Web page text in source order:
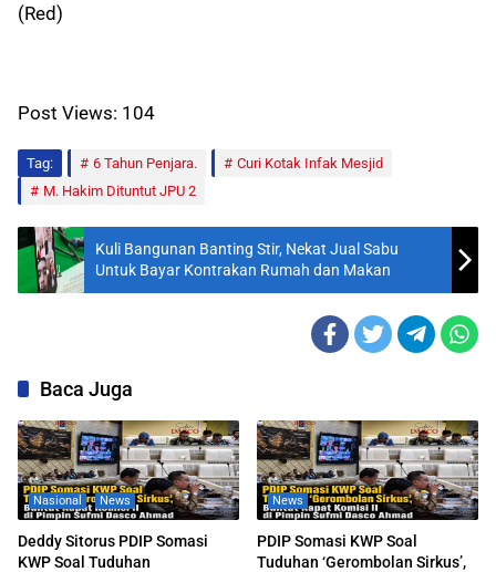
(Red)
Post Views: 104
Tag: 6 Tahun Penjara.
Curi Kotak Infak Mesjid
M. Hakim Dituntut JPU 2
Kuli Bangunan Banting Stir, Nekat Jual Sabu
Untuk Bayar Kontrakan Rumah dan Makan
Baca Juga
Nasional News
Deddy Sitorus PDIP Somasi
KWP Soal Tuduhan
News
PDIP Somasi KWP Soal
Tuduhan ‘Gerombolan Sirkus’,